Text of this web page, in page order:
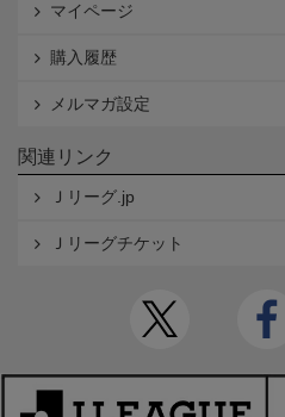
マイページ
購入履歴
メルマガ設定
関連リンク
Ｊリーグ.jp
Ｊリーグチケット